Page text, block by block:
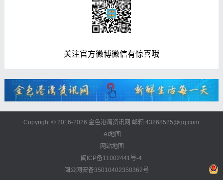
关注官方微博微信有惊喜哦
Copyright © 2016-2026 金色港湾资讯网 邮箱:43868525@qq.com
AI地图
网站地图
闽ICP备11002441号-4
闽公网安备35010402350362号